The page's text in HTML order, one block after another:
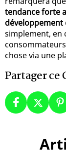
tendance forte
développement
simplement, en
chose via une
Partager ce